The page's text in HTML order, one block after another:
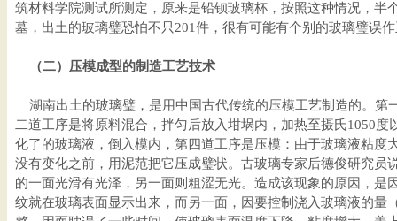
筑材料学院测试所测定，原来是铅钡玻璃杯，按照这种情况，半
墓，出土的玻璃璧恐怕不只201件，很有可能有个别的玻璃璧误
（二）压模成型的制造工艺技术
湖南出土的玻璃璧，是用中国古代传统的压模工艺制造的。第
二道工序是将原料混合，拌匀后放入坩埚内，加热至摄氏1050
化了的玻璃液，倒入模内，第四道工序是压模：由于玻璃液粘度
没有变化之前，用泥范把它压成璧状。古玻璃专家后德俊研究员
的一面光滑有光泽，另一面则粗涩无光。造成该现象的原因，是
纹就在玻璃表面显示出来，而另一面，因要控制浇入玻璃液的量